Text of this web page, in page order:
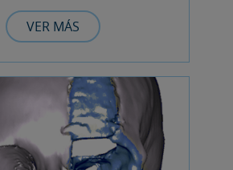
VER MÁS